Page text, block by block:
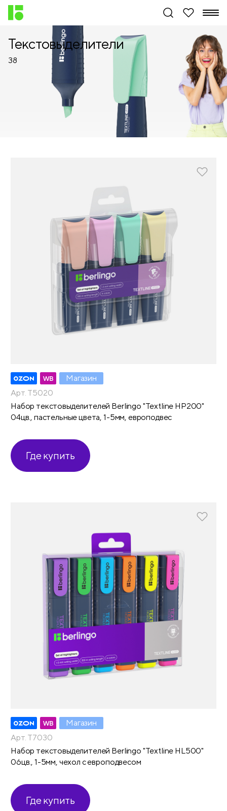
Текстовыделители
38
Магазин
Арт. T5020
Набор текстовыделителей Berlingo "Textline HP200"
04цв., пастельные цвета, 1-5мм, европодвес
Где купить
Магазин
Арт. T7030
Набор текстовыделителей Berlingo "Textline HL500"
06цв., 1-5мм, чехол с европодвесом
Где купить